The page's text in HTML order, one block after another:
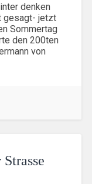
denken
gesagt- jetzt
Sommertag
den 200ten
von